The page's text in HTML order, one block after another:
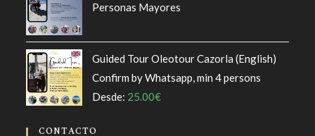
Personas Mayores
Guided Tour Oleotour Cazorla (English)
Confirm by Whatsapp, min 4 persons
Desde: 25.00€
CONTACTO